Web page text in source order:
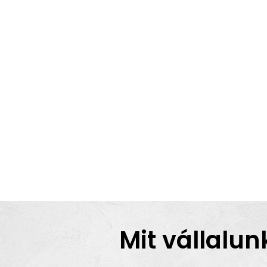
Mit